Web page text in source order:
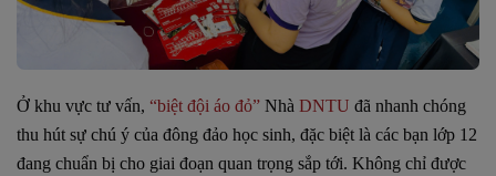
Ở khu vực tư vấn, “biệt đội áo đỏ” Nhà DNTU đã nhanh chóng
thu hút sự chú ý của đông đảo học sinh, đặc biệt là các bạn lớp 12
đang chuẩn bị cho giai đoạn quan trọng sắp tới. Không chỉ được